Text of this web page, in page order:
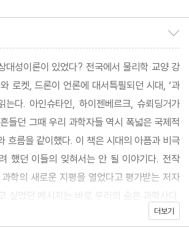
대성이론이 있었다? 전국에서 물리학 교양 강
로켓, 드론이 언론에 대서특필되던 시대, ‘과
는다. 아인슈타인, 하이젠베르크, 슈뢰딩거가
들던 그때 우리 과학자들 역시 폭넓은 국제적
흐름을 같이했다. 이 책은 시대의 아픔과 비극
했던 이들의 잊혀서는 안 될 이야기다. 전작
과학의 새로운 지평을 열었다고 평가받는 저자
싶었던 메시지는 바로 우리의 숨은 과학사다.
을 아우르는 민태기의 손끝에서 역사가 다시
더보기